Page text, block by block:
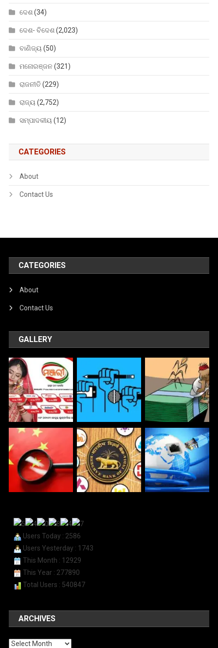
ଦେଶ (34)
ଦେଶ- ବିଦେଶ (2,023)
ବାଣିଜ୍ୟ (50)
ମନୋରଞ୍ଜନ (321)
ରାଜନୀତି(229)
ରାଜ୍ୟ (2,752)
ସମ୍ପାଦକୀୟ (12)
CATEGORIES
About
Contact Us
CATEGORIES
About
Contact Us
GALLERY
Users Today : 2586
Users Yesterday : 1743
This Month : 12929
This Year : 277890
Total Users : 540847
ARCHIVES
Archives